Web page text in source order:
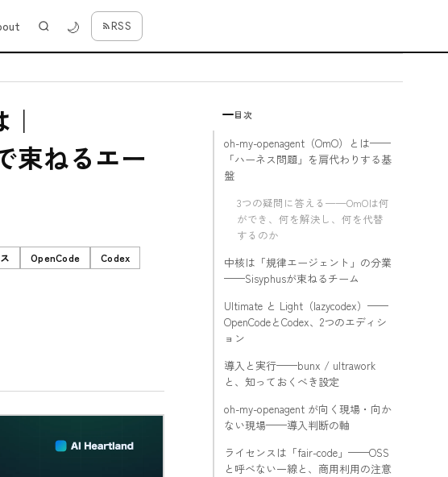
🌙 RSS
束ねるエー
OpenCode
Codex
目次
oh-my-openagent（OmO）とは——
「ハーネス問題」を肩代わりする基
盤
3つの疑問に答える——OmOは何
ができ、何を解決し、何を代替
するのか
中核は「規律エージェント」の分業
——Sisyphusが束ねるチーム
Ultimate と Light（lazycodex）——
OpenCodeとCodex、2つのエディシ
ョン
導入と実行——bunx / ultrawork
と、知っておくべき設定
oh-my-openagent が向く現場・向か
ない現場——導入判断の軸
ライセンスは「fair-code」——OSS
と呼べない一線と、商用利用の注意